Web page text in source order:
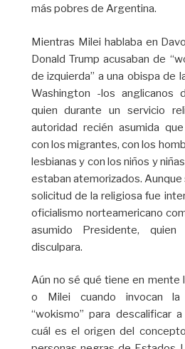
más pobres de Argentina.
Mientras Milei hablaba en
Donald Trump acusaban de
de izquierda” a una obispa de
Washington -los anglicanos
quien durante un servicio
autoridad recién asumida
con los migrantes, con los
lesbianas y con los niños y
estaban atemorizados. Aunque
solicitud de la religiosa fue
oficialismo norteamericano
asumido Presidente,
disculpara.
Aún no sé qué tiene en mente
o Milei cuando invocan la
“wokismo” para descalificar
cuál es el origen del